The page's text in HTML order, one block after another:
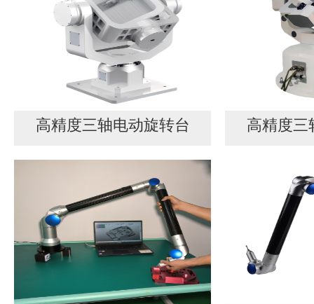
高精度三轴电动旋转台 高精度三